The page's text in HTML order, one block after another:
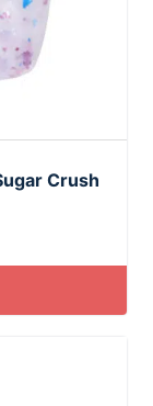
Crush